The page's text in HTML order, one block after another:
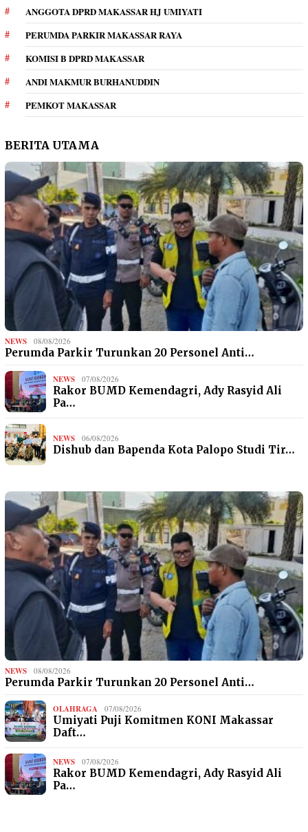
ANGGOTA DPRD MAKASSAR HJ UMIYATI
PERUMDA PARKIR MAKASSAR RAYA
KOMISI B DPRD MAKASSAR
ANDI MAKMUR BURHANUDDIN
PEMKOT MAKASSAR
BERITA UTAMA
NEWS 08/08/2026
Perumda Parkir Turunkan 20 Personel Anti…
NEWS 07/08/2026
Rakor BUMD Kemendagri, Ady Rasyid Ali
Pa…
NEWS 06/08/2026
Dishub dan Bapenda Kota Palopo Studi Tir…
NEWS 08/08/2026
Perumda Parkir Turunkan 20 Personel Anti…
OLAHRAGA 07/08/2026
Umiyati Puji Komitmen KONI Makassar
Daft…
NEWS 07/08/2026
Rakor BUMD Kemendagri, Ady Rasyid Ali
Pa…